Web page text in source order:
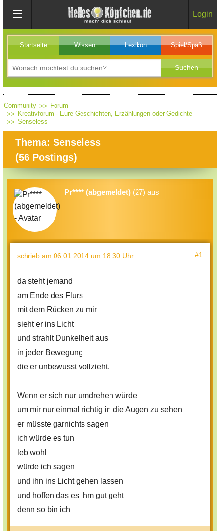
Login
Startseite Wissen Lexikon Spiel/Spaß
Community
Forum
Kreativforum - Eure Geschichten, Erzählungen oder Gedichte
Senseless
Thema: Senseless
(56 Postings)
Pr**** (abgemeldet) (27) aus
schrieb am 06.01.2014 um 18:30 Uhr: #1
da steht jemand
am Ende des Flurs
mit dem Rücken zu mir
sieht er ins Licht
und strahlt Dunkelheit aus
in jeder Bewegung
die er unbewusst vollzieht.
Wenn er sich nur umdrehen würde
um mir nur einmal richtig in die Augen zu sehen
er müsste garnichts sagen
ich würde es tun
leb wohl
würde ich sagen
und ihn ins Licht gehen lassen
und hoffen das es ihm gut geht
denn so bin ich